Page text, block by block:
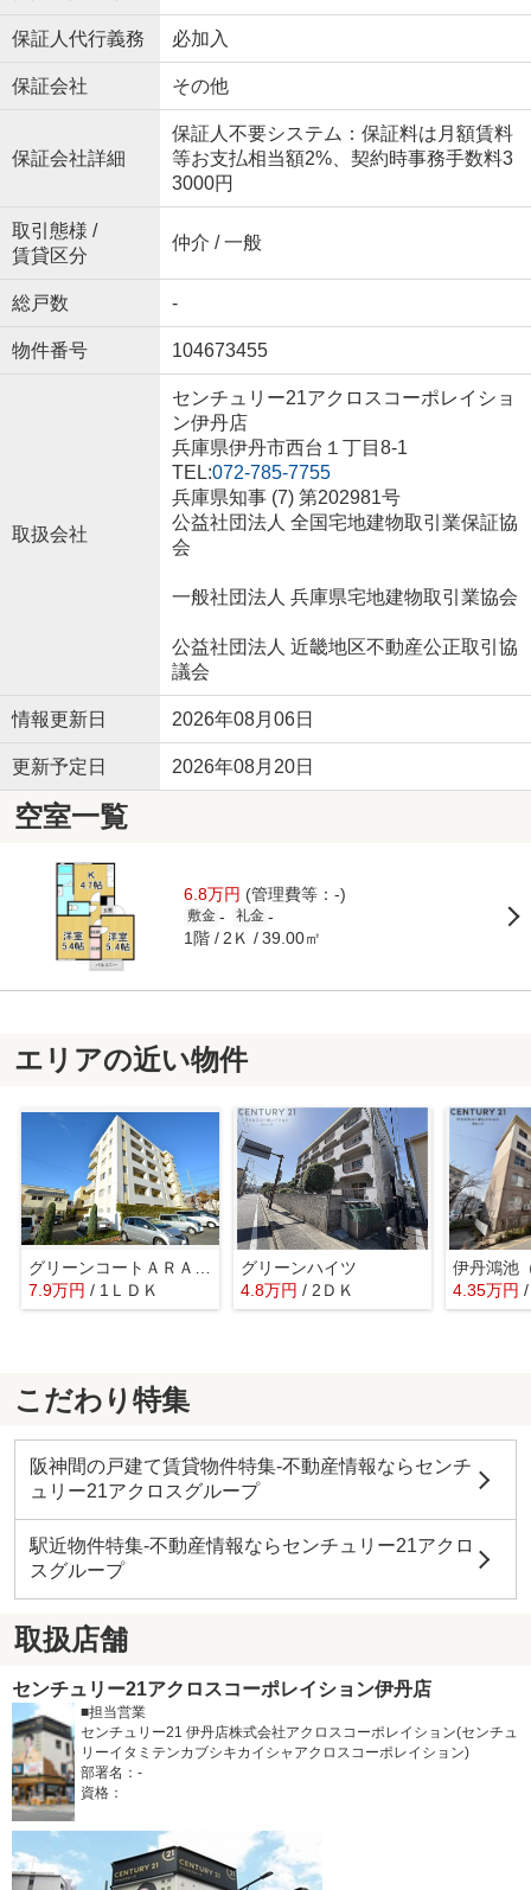
保証人代行義務 必加入
保証会社 その他
保証会社詳細
保証人不要システム：保証料は月額賃料
等お支払相当額2%、契約時事務手数料3
3000円
取引態様 /
賃貸区分
仲介 / 一般
総戸数 -
物件番号 104673455
取扱会社
センチュリー21アクロスコーポレイショ
ン伊丹店
兵庫県伊丹市西台１丁目8-1
TEL:072-785-7755
兵庫県知事 (7) 第202981号
公益社団法人 全国宅地建物取引業保証協
会
一般社団法人 兵庫県宅地建物取引業協会
公益社団法人 近畿地区不動産公正取引協
議会
情報更新日 2026年08月06日
更新予定日 2026年08月20日
空室一覧
6.8万円 (管理費等：-)
敷金 - 礼金 -
1階 2Ｋ 39.00㎡
エリアの近い物件
グリーンコートＡＲＡＭＡＫＩ
7.9万円 / 1ＬＤＫ
グリーンハイツ
4.8万円/ 2ＤＫ
伊丹鴻池
4.35万円
こだわり特集
阪神間の戸建て賃貸物件特集-不動産情報ならセンチ
ュリー21アクロスグループ
駅近物件特集-不動産情報ならセンチュリー21アクロ
スグループ
取扱店舗
センチュリー21アクロスコーポレイション伊丹店
■担当営業
センチュリー21 伊丹店株式会社アクロスコーポレイション(センチュ
リーイタミテンカブシキカイシャアクロスコーポレイション)
部署名：-
資格：